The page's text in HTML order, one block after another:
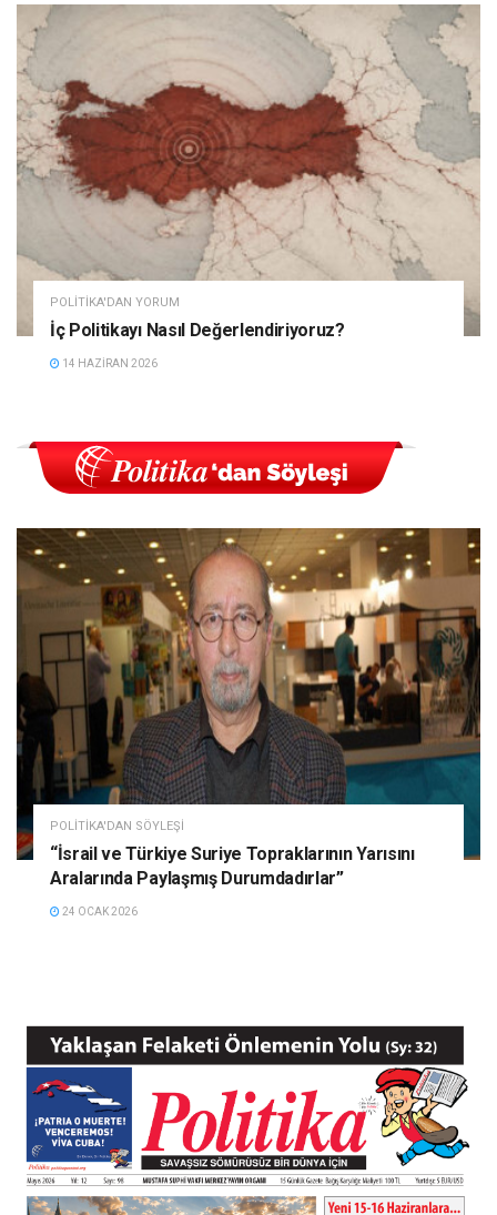
POLITIKA'DAN YORUM
İç Politikayı Nasıl Değerlendiriyoruz?
14 HAZIRAN 2026
POLITIKA'DAN SÖYLEŞI
“İsrail ve Türkiye Suriye Topraklarının Yarısını
Aralarında Paylaşmış Durumdadırlar”
24 OCAK 2026